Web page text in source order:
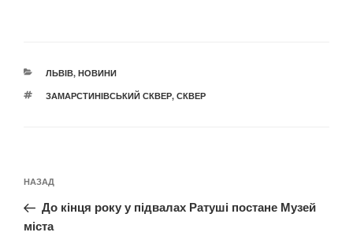
КАТЕГОРІЇ
ЛЬВІВ, НОВИНИ
ПОЗНАЧКИ
ЗАМАРСТИНІВСЬКИЙ СКВЕР, СКВЕР
записів
Попередній
запис:
НАЗАД
До кінця року у підвалах Ратуші постане Музей
міста